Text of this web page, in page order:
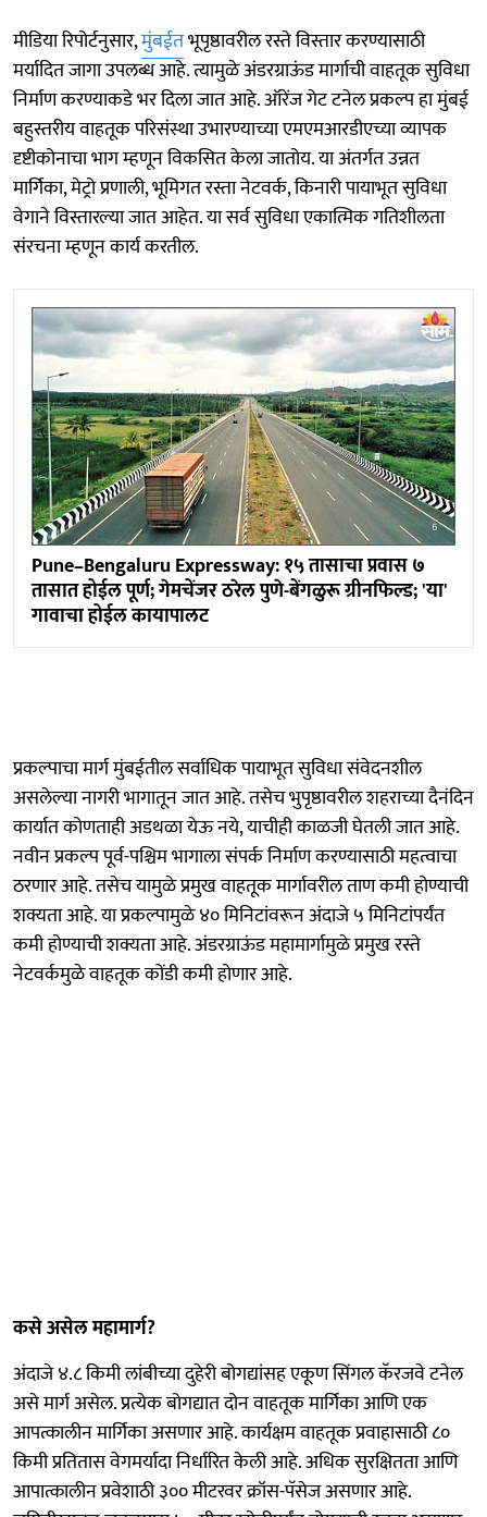
मीडिया रिपोर्टनुसार,मुंबईतभूपृष्ठावरील रस्ते विस्तार करण्यासाठी
मर्यादित जागा उपलब्ध आहे. त्यामुळे अंडरग्राऊंड मार्गाची वाहतूक सुविधा
निर्माण करण्याकडे भर दिला जात आहे. ऑरेंज गेट टनेल प्रकल्प हा मुंबई
बहुस्तरीय वाहतूक परिसंस्था उभारण्याच्या एमएमआरडीएच्या व्यापक
दृष्टीकोनाचा भाग म्हणून विकसित केला जातोय. या अंतर्गत उन्नत
मार्गिका, मेट्रो प्रणाली, भूमिगत रस्ता नेटवर्क, किनारी पायाभूत सुविधा
वेगाने विस्तारल्या जात आहेत. या सर्व सुविधा एकात्मिक गतिशीलता
संरचना म्हणून कार्य करतील.
Pune–Bengaluru Expressway: १५ तासाचा प्रवास ७
तासात होईल पूर्ण; गेमचेंजर ठरेल पुणे-बेंगळुरू ग्रीनफिल्ड; 'या'
गावाचा होईल कायापालट
प्रकल्पाचा मार्ग मुंबईतील सर्वाधिक पायाभूत सुविधा संवेदनशील
असलेल्या नागरी भागातून जात आहे. तसेच भुपृष्ठावरील शहराच्या दैनंदिन
कार्यात कोणताही अडथळा येऊ नये, याचीही काळजी घेतली जात आहे.
नवीन प्रकल्प पूर्व-पश्चिम भागाला संपर्क निर्माण करण्यासाठी महत्वाचा
ठरणार आहे. तसेच यामुळे प्रमुख वाहतूक मार्गावरील ताण कमी होण्याची
शक्यता आहे. या प्रकल्पामुळे ४० मिनिटांवरून अंदाजे ५ मिनिटांपर्यंत
कमी होण्याची शक्यता आहे. अंडरग्राऊंड महामार्गामुळे प्रमुख रस्ते
नेटवर्कमुळे वाहतूक कोंडी कमी होणार आहे.
कसे असेल महामार्ग?
अंदाजे ४.८ किमी लांबीच्या दुहेरी बोगद्यांसह एकूण सिंगल कॅरजवे टनेल
असे मार्ग असेल. प्रत्येक बोगद्यात दोन वाहतूक मार्गिका आणि एक
आपत्कालीन मार्गिका असणार आहे. कार्यक्षम वाहतूक प्रवाहासाठी ८०
किमी प्रतितास वेगमर्यादा निर्धारित केली आहे. अधिक सुरक्षितता आणि
आपात्कालीन प्रवेशाठी ३०० मीटरवर क्रॉस-पॅसेज असणार आहे.